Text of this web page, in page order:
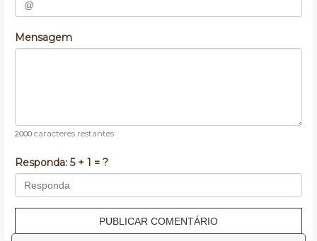
Mensagem
2000caracteres restantes
Responda: 5 + 1 = ?
PUBLICAR COMENTÁRIO